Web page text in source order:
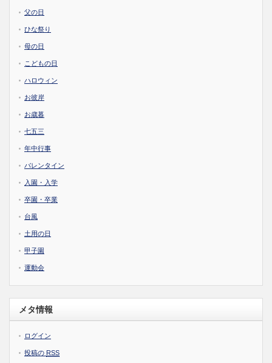
父の日
ひな祭り
母の日
こどもの日
ハロウィン
お彼岸
お歳暮
七五三
年中行事
バレンタイン
入園・入学
卒園・卒業
台風
土用の日
甲子園
運動会
メタ情報
ログイン
投稿の RSS